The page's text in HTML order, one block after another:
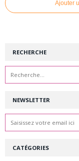
Ajouter
NEWSLETTER
RECHERCHE
CATÉGORIES